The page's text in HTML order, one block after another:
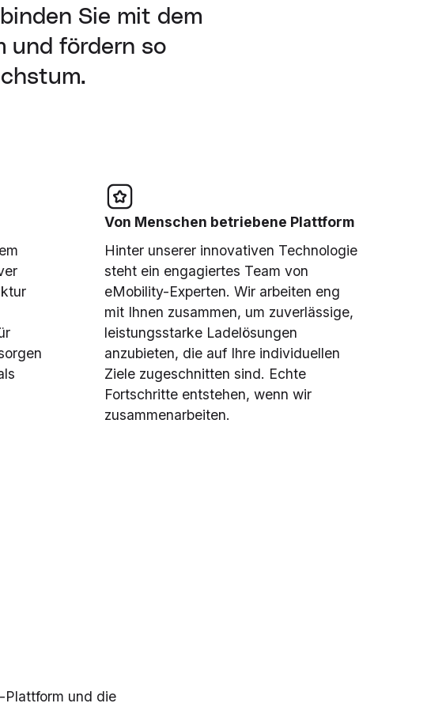
Sie mit dem
und fördern so
Von Menschen betriebene Plattform
Hinter unserer innovativen Technologie
steht ein engagiertes Team von
eMobility-Experten. Wir arbeiten eng
mit Ihnen zusammen, um zuverlässige,
leistungsstarke Ladelösungen
anzubieten, die auf Ihre individuellen
Ziele zugeschnitten sind. Echte
Fortschritte entstehen, wenn wir
zusammenarbeiten.
und die